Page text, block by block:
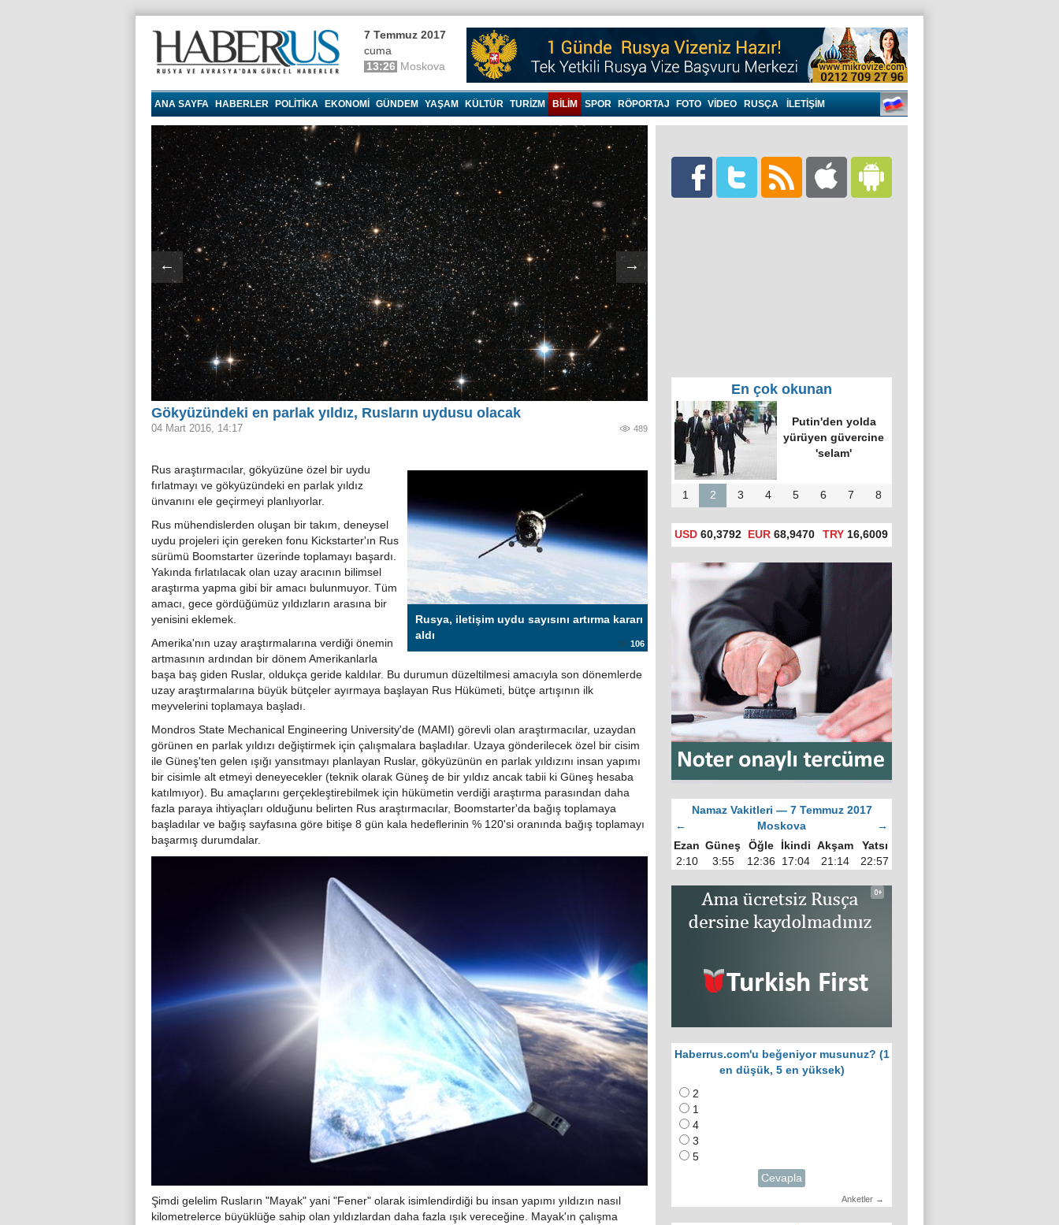
7 Temmuz 2017
cuma
13:26 Moskova
ANA SAYFA HABERLER POLITIKA EKONOMI GÜNDEM YAŞAM KÜLTÜR TURIZM BILIM SPOR RÖPORTAJ FOTO VIDEO RUSÇA İLETİŞİM
← →
Gökyüzündeki en parlak yıldız, Rusların uydusu olacak
04 Mart 2016, 14:17 489
Rusya, iletişim uydu sayısını artırma kararı
aldı
106
Rus araştırmacılar, gökyüzüne özel bir uydu
fırlatmayı ve gökyüzündeki en parlak yıldız
ünvanını ele geçirmeyi planlıyorlar.
Rus mühendislerden oluşan bir takım, deneysel
uydu projeleri için gereken fonu Kickstarter'ın Rus
sürümü Boomstarter üzerinde toplamayı başardı.
Yakında fırlatılacak olan uzay aracının bilimsel
araştırma yapma gibi bir amacı bulunmuyor. Tüm
amacı, gece gördüğümüz yıldızların arasına bir
yenisini eklemek.
Amerika'nın uzay araştırmalarına verdiği önemin
artmasının ardından bir dönem Amerikanlarla
başa baş giden Ruslar, oldukça geride kaldılar. Bu durumun düzeltilmesi amacıyla son dönemlerde
uzay araştırmalarına büyük bütçeler ayırmaya başlayan Rus Hükümeti, bütçe artışının ilk
meyvelerini toplamaya başladı.
Mondros State Mechanical Engineering University'de (MAMI) görevli olan araştırmacılar, uzaydan
görünen en parlak yıldızı değiştirmek için çalışmalara başladılar. Uzaya gönderilecek özel bir cisim
ile Güneş'ten gelen ışığı yansıtmayı planlayan Ruslar, gökyüzünün en parlak yıldızını insan yapımı
bir cisimle alt etmeyi deneyecekler (teknik olarak Güneş de bir yıldız ancak tabii ki Güneş hesaba
katılmıyor). Bu amaçlarını gerçekleştirebilmek için hükümetin verdiği araştırma parasından daha
fazla paraya ihtiyaçları olduğunu belirten Rus araştırmacılar, Boomstarter'da bağış toplamaya
başladılar ve bağış sayfasına göre bitişe 8 gün kala hedeflerinin % 120'si oranında bağış toplamayı
başarmış durumdalar.
Şimdi gelelim Rusların "Mayak" yani "Fener" olarak isimlendirdiği bu insan yapımı yıldızın nasıl
kilometrelerce büyüklüğe sahip olan yıldızlardan daha fazla ışık vereceğine. Mayak'ın çalışma
En çok okunan
Rusya Dışişleri Bakanı Lavrov, formunu
nasıl koruduğunu açıkladı
1 2 3 4 5 6 7 8
USD 60,3792 EUR 68,9470 TRY16,6009
Namaz Vakitleri — 7 Temmuz 2017
←
Moskova
→
Ezan Güneş Öğle İkindi Akşam
Yatsı
2:10
3:55 12:36 17:04 21:14 22:57
Haberrus.com'u beğeniyor musunuz? (1
en düşük, 5 en yüksek)
2
1
4
3
5
Cevapla
Anketler →